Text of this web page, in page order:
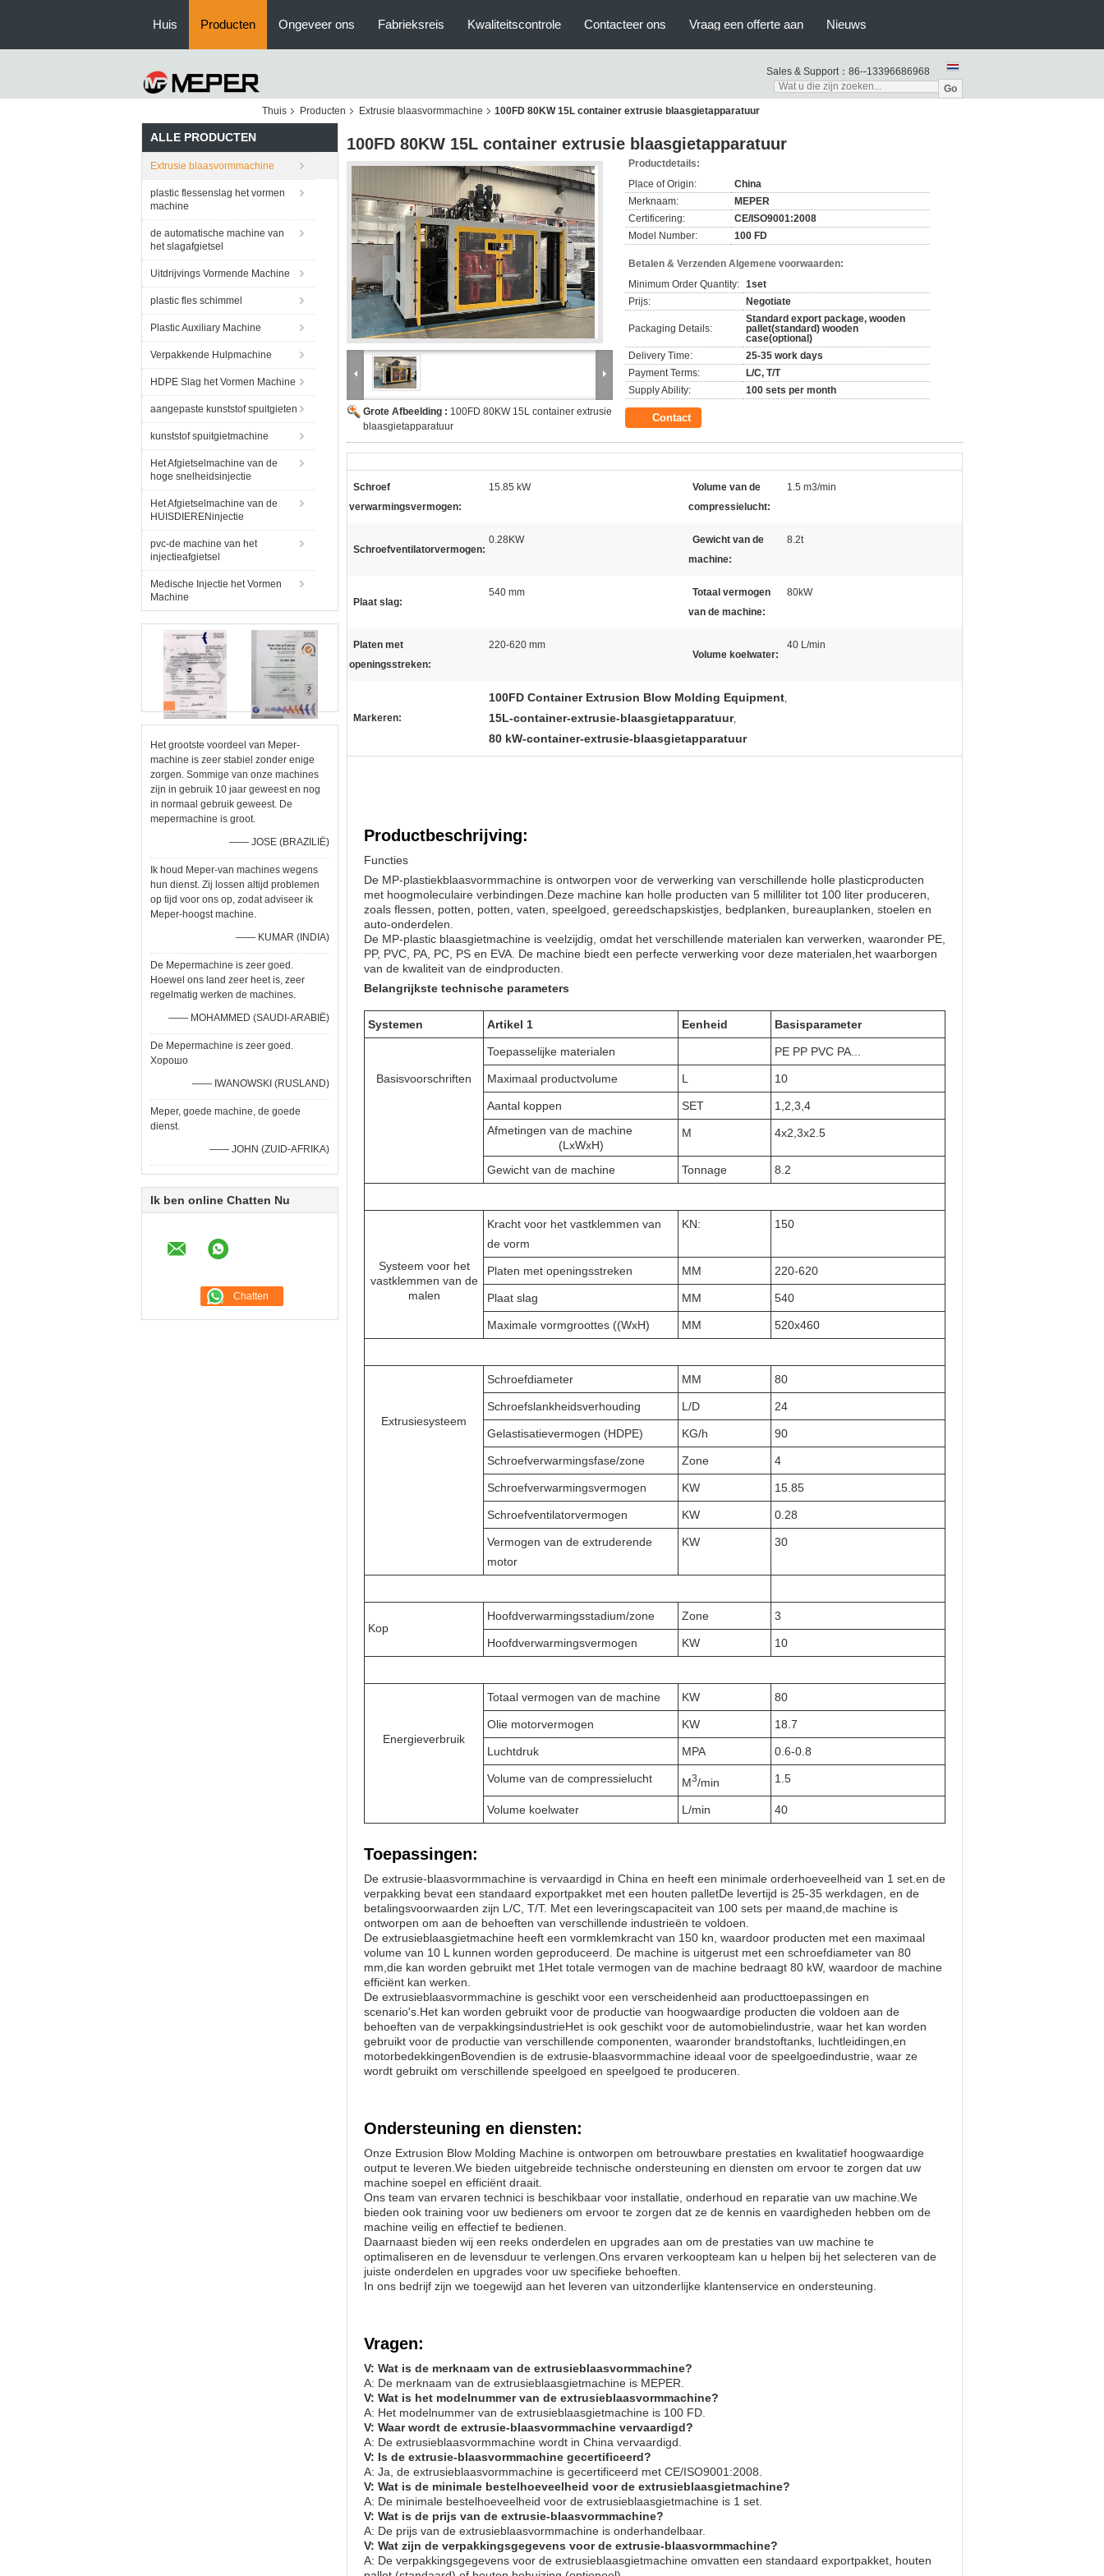
Huis Producten Ongeveer ons Fabrieksreis Kwaliteitscontrole Contacteer ons Vraag een offerte aan Nieuws
Sales & Support： 86--13396686968
Go
Thuis
Producten Extrusie blaasvormmachine 100FD 80KW 15L container extrusie blaasgietapparatuur
ALLE PRODUCTEN
Extrusie blaasvormmachine
plastic flessenslag het vormen
machine
de automatische machine van
het slagafgietsel
Uitdrijvings Vormende Machine
plastic fles schimmel
Plastic Auxiliary Machine
Verpakkende Hulpmachine
HDPE Slag het Vormen Machine
aangepaste kunststof spuitgieten
kunststof spuitgietmachine
Het Afgietselmachine van de
hoge snelheidsinjectie
Het Afgietselmachine van de
HUISDIERENinjectie
pvc-de machine van het
injectieafgietsel
Medische Injectie het Vormen
Machine
Het grootste voordeel van Meper-
machine is zeer stabiel zonder enige
zorgen. Sommige van onze machines
zijn in gebruik 10 jaar geweest en nog
in normaal gebruik geweest. De
mepermachine is groot.
—— JOSE (BRAZILIË)
Ik houd Meper-van machines wegens
hun dienst. Zij lossen altijd problemen
op tijd voor ons op, zodat adviseer ik
Meper-hoogst machine.
—— KUMAR (INDIA)
De Mepermachine is zeer goed.
Hoewel ons land zeer heet is, zeer
regelmatig werken de machines.
—— MOHAMMED (SAUDI-ARABIË)
De Mepermachine is zeer goed.
Хорошо
—— IWANOWSKI (RUSLAND)
Meper, goede machine, de goede
dienst.
—— JOHN (ZUID-AFRIKA)
Ik ben online Chatten Nu
100FD 80KW 15L container extrusie blaasgietapparatuur
Grote Afbeelding : 100FD 80KW 15L container extrusie
blaasgietapparatuur
Productdetails:
Place of Origin:
China
Merknaam:
MEPER
Certificering:
CE/ISO9001:2008
Model Number:
100 FD
Betalen & Verzenden Algemene voorwaarden:
Minimum Order Quantity: 1set
Prijs:
Negotiate
Packaging Details:
Standard export package, wooden
pallet(standard) wooden
case(optional)
Delivery Time:
25-35 work days
Payment Terms:
L/C, T/T
Supply Ability:
100 sets per month
Contact
Schroef
verwarmingsvermogen:
15.85 kW
Volume van de
compressielucht:
1.5 m3/min
Schroefventilatorvermogen:
0.28KW
Gewicht van de
machine:
8.2t
Plaat slag:
540 mm
Totaal vermogen
van de machine:
80kW
Platen met
openingsstreken:
220-620 mm
Volume koelwater:
40 L/min
Markeren:
100FD Container Extrusion Blow Molding Equipment,
15L-container-extrusie-blaasgietapparatuur,
80 kW-container-extrusie-blaasgietapparatuur
Productbeschrijving:
Functies
De MP-plastiekblaasvormmachine is ontworpen voor de verwerking van verschillende holle plasticproducten
met hoogmoleculaire verbindingen.Deze machine kan holle producten van 5 milliliter tot 100 liter produceren,
zoals flessen, potten, potten, vaten, speelgoed, gereedschapskistjes, bedplanken, bureauplanken, stoelen en
auto-onderdelen.
De MP-plastic blaasgietmachine is veelzijdig, omdat het verschillende materialen kan verwerken, waaronder PE,
PP, PVC, PA, PC, PS en EVA. De machine biedt een perfecte verwerking voor deze materialen,het waarborgen
van de kwaliteit van de eindproducten.
Belangrijkste technische parameters
Systemen Artikel 1 Eenheid Basisparameter
Basisvoorschriften
Toepasselijke materialen PE PP PVC PA...
Maximaal productvolume L 10
Aantal koppen SET
1,2,3,4
Afmetingen van de machine
(LxWxH)
M 4x2,3x2.5
Gewicht van de machine Tonnage 8.2
Systeem voor het
vastklemmen van de
malen
Kracht voor het vastklemmen van
de vorm
KN: 150
Platen met openingsstreken MM 220-620
Plaat slag MM 540
Maximale vormgroottes ((WxH) MM 520x460
Extrusiesysteem
Schroefdiameter MM 80
Schroefslankheidsverhouding L/D 24
Gelastisatievermogen (HDPE) KG/h 90
Schroefverwarmingsfase/zone Zone 4
Schroefverwarmingsvermogen KW 15.85
Schroefventilatorvermogen KW 0.28
Vermogen van de extruderende
motor
KW 30
Kop
Hoofdverwarmingsstadium/zone Zone 3
Hoofdverwarmingsvermogen KW 10
Energieverbruik
Totaal vermogen van de machine KW 80
Olie motorvermogen KW 18.7
Luchtdruk MPA 0.6-0.8
Volume van de compressielucht M3/min 1.5
Volume koelwater L/min 40
Toepassingen:
De extrusie-blaasvormmachine is vervaardigd in China en heeft een minimale orderhoeveelheid van 1 set.en de
verpakking bevat een standaard exportpakket met een houten palletDe levertijd is 25-35 werkdagen, en de
betalingsvoorwaarden zijn L/C, T/T. Met een leveringscapaciteit van 100 sets per maand,de machine is
ontworpen om aan de behoeften van verschillende industrieën te voldoen.
De extrusieblaasgietmachine heeft een vormklemkracht van 150 kn, waardoor producten met een maximaal
volume van 10 L kunnen worden geproduceerd. De machine is uitgerust met een schroefdiameter van 80
mm,die kan worden gebruikt met 1Het totale vermogen van de machine bedraagt 80 kW, waardoor de machine
efficiënt kan werken.
De extrusieblaasvormmachine is geschikt voor een verscheidenheid aan producttoepassingen en
scenario's.Het kan worden gebruikt voor de productie van hoogwaardige producten die voldoen aan de
behoeften van de verpakkingsindustrieHet is ook geschikt voor de automobielindustrie, waar het kan worden
gebruikt voor de productie van verschillende componenten, waaronder brandstoftanks, luchtleidingen,en
motorbedekkingenBovendien is de extrusie-blaasvormmachine ideaal voor de speelgoedindustrie, waar ze
wordt gebruikt om verschillende speelgoed en speelgoed te produceren.
Ondersteuning en diensten:
Onze Extrusion Blow Molding Machine is ontworpen om betrouwbare prestaties en kwalitatief hoogwaardige
output te leveren.We bieden uitgebreide technische ondersteuning en diensten om ervoor te zorgen dat uw
machine soepel en efficiënt draait.
Ons team van ervaren technici is beschikbaar voor installatie, onderhoud en reparatie van uw machine.We
bieden ook training voor uw bedieners om ervoor te zorgen dat ze de kennis en vaardigheden hebben om de
machine veilig en effectief te bedienen.
Daarnaast bieden wij een reeks onderdelen en upgrades aan om de prestaties van uw machine te
optimaliseren en de levensduur te verlengen.Ons ervaren verkoopteam kan u helpen bij het selecteren van de
juiste onderdelen en upgrades voor uw specifieke behoeften.
In ons bedrijf zijn we toegewijd aan het leveren van uitzonderlijke klantenservice en ondersteuning.
Vragen:
V: Wat is de merknaam van de extrusieblaasvormmachine?
A: De merknaam van de extrusieblaasgietmachine is MEPER.
V: Wat is het modelnummer van de extrusieblaasvormmachine?
A: Het modelnummer van de extrusieblaasgietmachine is 100 FD.
V: Waar wordt de extrusie-blaasvormmachine vervaardigd?
A: De extrusieblaasvormmachine wordt in China vervaardigd.
V: Is de extrusie-blaasvormmachine gecertificeerd?
A: Ja, de extrusieblaasvormmachine is gecertificeerd met CE/ISO9001:2008.
V: Wat is de minimale bestelhoeveelheid voor de extrusieblaasgietmachine?
A: De minimale bestelhoeveelheid voor de extrusieblaasgietmachine is 1 set.
V: Wat is de prijs van de extrusie-blaasvormmachine?
A: De prijs van de extrusieblaasvormmachine is onderhandelbaar.
V: Wat zijn de verpakkingsgegevens voor de extrusie-blaasvormmachine?
A: De verpakkingsgegevens voor de extrusieblaasgietmachine omvatten een standaard exportpakket, houten